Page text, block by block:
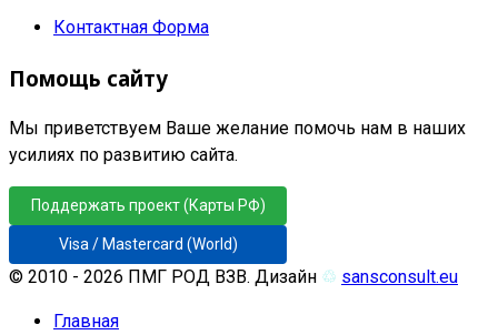
Контактная Форма
Помощь сайту
Мы приветствуем Ваше желание помочь нам в наших
усилиях по развитию сайта.
Поддержать проект (Карты РФ)
Visa / Mastercard (World)
© 2010 - 2026 ПМГ РОД ВЗВ. Дизайн ♲ sansconsult.eu
Главная